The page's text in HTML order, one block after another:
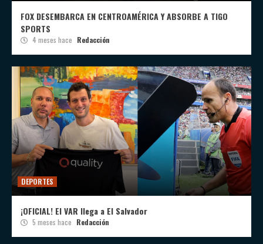
FOX DESEMBARCA EN CENTROAMÉRICA Y ABSORBE A TIGO
SPORTS
4 meses hace Redacción
DEPORTES
¡OFICIAL! El VAR llega a El Salvador
5 meses hace Redacción